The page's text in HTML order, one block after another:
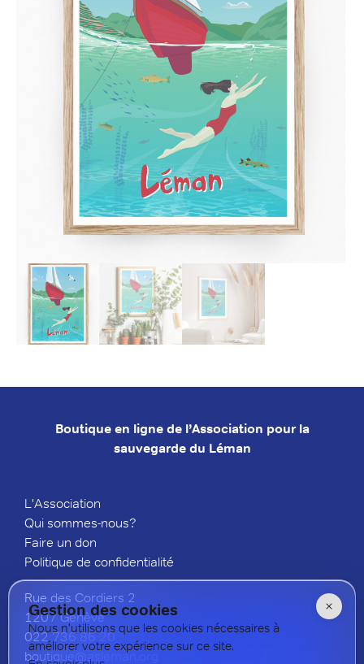
Boutique en ligne de l’Association pour la
sauvegarde du Léman
Rue des Cordiers 2
1207 Genève
022 736 86 20
boutique@asleman.org
L'Association
Qui sommes-nous?
Faire un don
Politique de confidentialité
Gestion des cookies
Nous n'utilisons que les cookies nécessaires à
améliorer votre expérience sur ce site.